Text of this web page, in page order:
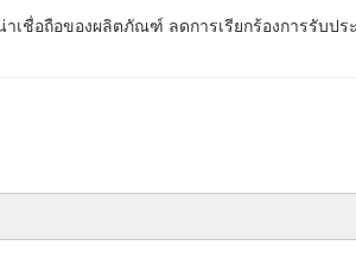
เชื่อถือของผลิตภัณฑ์ ลดการเรียกร้องการรับ